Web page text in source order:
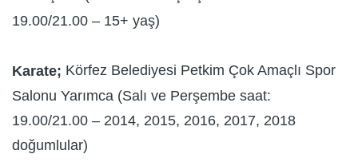
19.00/21.00 – 15+ yaş)
Karate; Körfez Belediyesi Petkim Çok Amaçlı Spor
Salonu Yarımca (Salı ve Perşembe saat:
19.00/21.00 – 2014, 2015, 2016, 2017, 2018
doğumlular)